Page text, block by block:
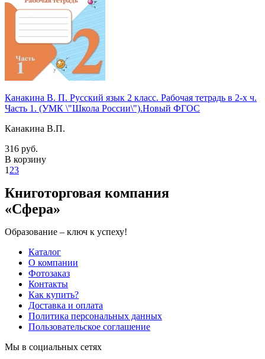
Канакина В. П. Русский язык 2 класс. Рабочая тетрадь в 2-х ч.
Часть 1. (УМК \"Школа России\").Новый ФГОС
Канакина В.П.
316 руб.
В корзину
1 23
Книготорговая компания
«Сфера»
Образование – ключ к успеху!
Каталог
О компании
Фотозаказ
Контакты
Как купить?
Доставка и оплата
Политика персональных данных
Пользовательское соглашение
Мы в социальных сетях